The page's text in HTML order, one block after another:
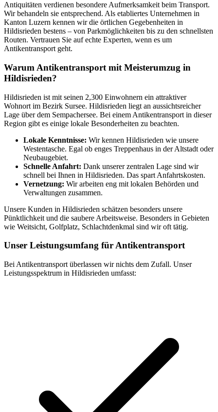
Antiquitäten verdienen besondere Aufmerksamkeit beim Transport.
Wir behandeln sie entsprechend. Als etabliertes Unternehmen in
Kanton Luzern kennen wir die örtlichen Gegebenheiten in
Hildisrieden bestens – von Parkmöglichkeiten bis zu den schnellsten
Routen. Vertrauen Sie auf echte Experten, wenn es um
Antikentransport geht.
Warum Antikentransport mit Meisterumzug in
Hildisrieden?
Hildisrieden ist mit seinen 2,300 Einwohnern ein attraktiver
Wohnort im Bezirk Sursee. Hildisrieden liegt an aussichtsreicher
Lage über dem Sempachersee. Bei einem Antikentransport in dieser
Region gibt es einige lokale Besonderheiten zu beachten.
Lokale Kenntnisse: Wir kennen Hildisrieden wie unsere
Westentasche. Egal ob enges Treppenhaus in der Altstadt oder
Neubaugebiet.
Schnelle Anfahrt: Dank unserer zentralen Lage sind wir
schnell bei Ihnen in Hildisrieden. Das spart Anfahrtskosten.
Vernetzung: Wir arbeiten eng mit lokalen Behörden und
Verwaltungen zusammen.
Unsere Kunden in Hildisrieden schätzen besonders unsere
Pünktlichkeit und die saubere Arbeitsweise. Besonders in Gebieten
wie Weitsicht, Golfplatz, Schlachtdenkmal sind wir oft tätig.
Unser Leistungsumfang für Antikentransport
Bei Antikentransport überlassen wir nichts dem Zufall. Unser
Leistungsspektrum in Hildisrieden umfasst: